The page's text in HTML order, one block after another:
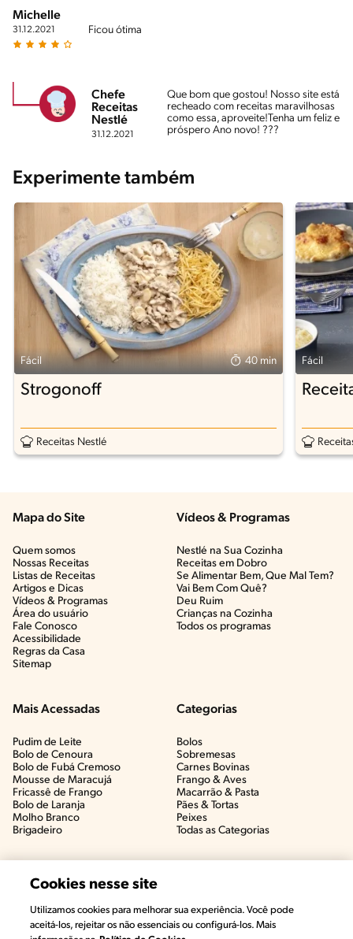
Michelle
31.12.2021 Ficou ótima
Chefe
Receitas
Nestlé
31.12.2021
Que bom que gostou! Nosso site está
recheado com receitas maravilhosas
como essa, aproveite!Tenha um feliz e
próspero Ano novo! ???
Experimente também
Fácil 40 min
Strogonoff
Receitas Nestlé
Fácil
Mapa do Site
Quem somos
Nossas Receitas
Listas de Receitas​
Artigos e Dicas​
Vídeos & Programas​
Área do usuário
Fale Conosco
Acessibilidade
Regras da Casa
Sitemap
Vídeos & Programas​
Nestlé na Sua Cozinha
Receitas em Dobro
Se Alimentar Bem, Que Mal Tem?​
Vai Bem Com Quê?​
Deu Ruim​
Crianças na Cozinha​
Todos os programas
Mais Acessadas
Pudim de Leite
Bolo de Cenoura
Bolo de Fubá Cremoso
Mousse de Maracujá
Fricassê de Frango
Bolo de Laranja
Molho Branco
Brigadeiro
Categorias
Bolos
Sobremesas
Carnes Bovinas​
Frango & Aves​
Macarrão & Pasta​
Pães & Tortas​
Peixes
Todas as Categorias
Cookies nesse site
Utilizamos cookies para melhorar sua experiência. Você pode
aceitá-los, rejeitar os não essenciais ou configurá-los. Mais